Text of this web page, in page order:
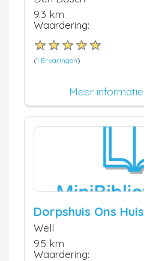
9.3 km
Waardering:
(1 Ervaringen)
Meer informatie
Dorpshuis Ons Huis
Well
9.5 km
Waardering: